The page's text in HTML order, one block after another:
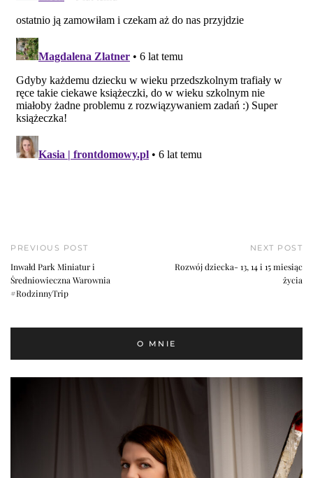
PREVIOUS POST
Inwałd Park Miniatur i
Średniowieczna Warownia
#RodzinnyTrip
NEXT POST
Rozwój dziecka- 13, 14 i 15 miesiąc
życia
O MNIE